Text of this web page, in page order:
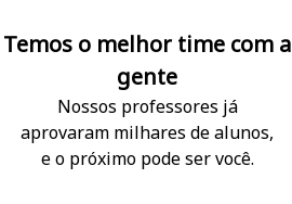
Temos o melhor time com a
gente
Nossos professores já
aprovaram milhares de alunos,
e o próximo pode ser você.